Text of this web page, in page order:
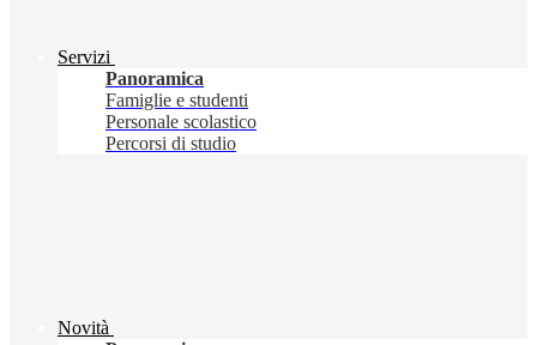
Servizi
Panoramica
Famiglie e studenti
Personale scolastico
Percorsi di studio
Novità